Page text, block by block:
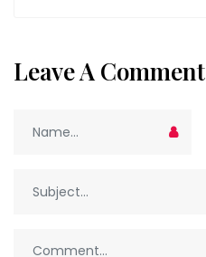
Leave A Comment